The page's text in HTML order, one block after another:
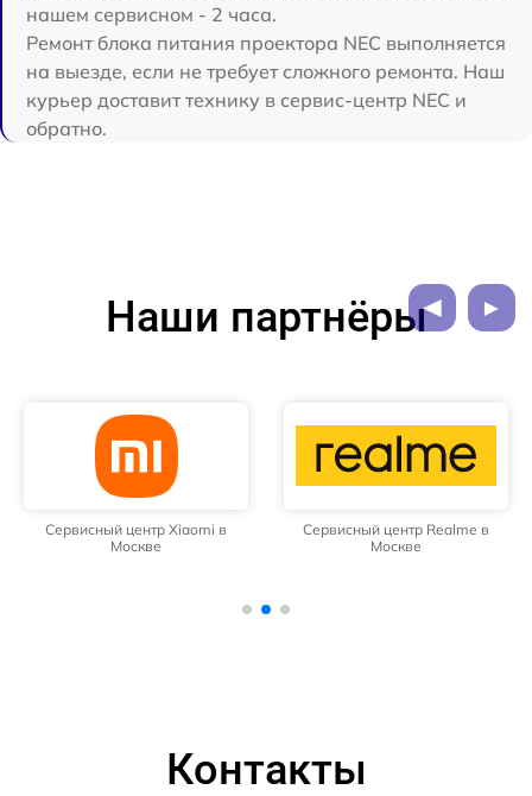
нашем сервисном - 2 часа.
Ремонт блока питания проектора NEC выполняется
на выезде, если не требует сложного ремонта. Наш
курьер доставит технику в сервис-центр NEC и
обратно.
Наши партнёры
Сервисный центр Xiaomi в
Москве
Сервисный центр Realme в
Москве
Контакты